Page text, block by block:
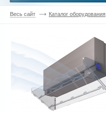
Весь сайт Каталог оборудования